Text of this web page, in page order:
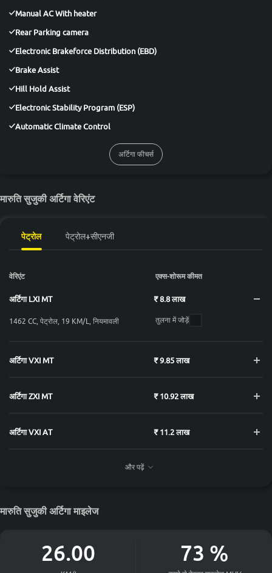
Manual AC With heater
Rear Parking camera
Electronic Brakeforce Distribution (EBD)
Brake Assist
Hill Hold Assist
Electronic Stability Program (ESP)
Automatic Climate Control
अर्टिगा फीचर्स
मारुति सुजुकी अर्टिगा वेरिएंट
पेट्रोल पेट्रोल+सीएनजी
वेरिएंट एक्स-शोरूम कीमत
अर्टिगा LXI MT ₹ 8.8 लाख
1462 CC, पेट्रोल, 19 KM/L, नियमावली तुलना में जोड़ें
अर्टिगा VXI MT ₹ 9.85 लाख
अर्टिगा ZXI MT ₹ 10.92 लाख
अर्टिगा VXI AT ₹ 11.2 लाख
अर्टिगा ZXI AT
और पढ़ें
मारुति सुजुकी अर्टिगा माइलेज
26.00 73 %